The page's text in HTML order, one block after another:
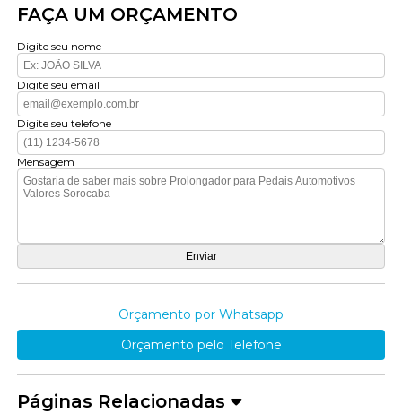
FAÇA UM ORÇAMENTO
Digite seu nome
Digite seu email
Digite seu telefone
Mensagem
Orçamento por Whatsapp
Orçamento pelo Telefone
Páginas Relacionadas